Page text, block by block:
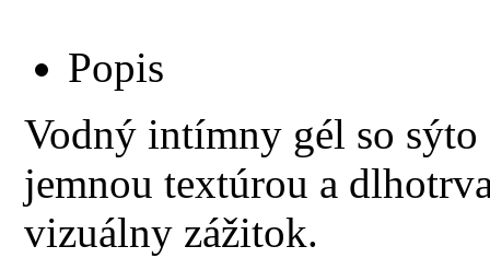
Popis
Vodný intímny gél so
jemnou textúrou a
vizuálny zážitok.